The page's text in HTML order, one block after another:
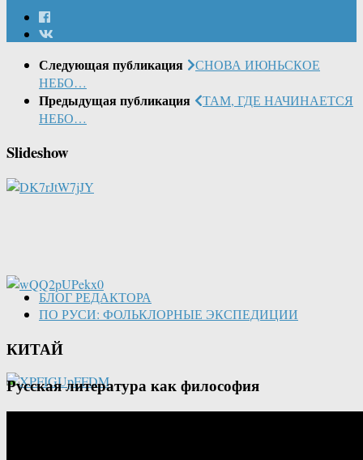
Следующая публикация
СНОВА ИЮНЬСКОЕ
НЕБО…
Предыдущая публикация
ТАМ, ГДЕ НАЧИНАЕТСЯ
НЕБО…
Slideshow
БЛОГ РЕДАКТОРА
ПО РУСИ: ФОЛЬКЛОРНЫЕ ЭКСПЕДИЦИИ
КИТАЙ
Русская литература как философия